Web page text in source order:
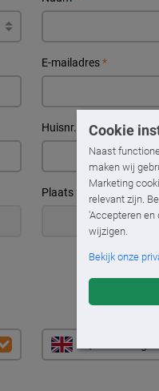
Cookie
Naast
maken wij
Marketing
relevant zijn.
'Accepteren en
wijzigen.
Bekijk onze
E-mailadres*
Huisnr.
Plaats*